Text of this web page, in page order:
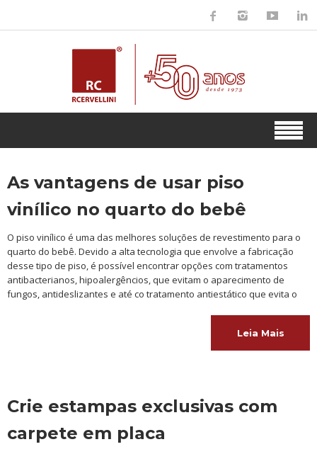
As vantagens de usar piso
vinílico no quarto do bebê
O piso vinílico é uma das melhores soluções de revestimento para o
quarto do bebê. Devido a alta tecnologia que envolve a fabricação
desse tipo de piso, é possível encontrar opções com tratamentos
antibacterianos, hipoalergêncios, que evitam o aparecimento de
fungos, antideslizantes e até co tratamento antiestático que evita o
Leia Mais
Crie estampas exclusivas com
carpete em placa